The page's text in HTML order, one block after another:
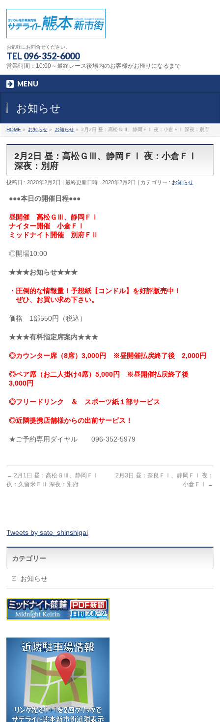
お気軽にお問合せください。
TEL 096-352-6000
営業時間：10:00～最終レース後場内のお客様がお帰りになるまで
MENU
お知らせ
HOME » お知らせ » お知らせ » 2月2日 昼：高松ＧⅢ、静岡ＦⅠ 夜：小倉ＦⅠ 深夜：別府
2月2日 昼：高松ＧⅢ、静岡ＦⅠ 夜：小倉ＦⅠ
深夜：別府
投稿日 : 2020年2月2日 最終更新日時 : 2020年2月2日 カテゴリー : お知らせ
●●●本日の開催日程●●●
昼開催 高松ＧⅢ、静岡ＦⅠ
ナイター開催 小倉ＦⅠ
ミッドナイト開催 別府ＦⅡ
◎開場10:00
★★★お知らせ★★★
・圧倒的な情報量！予想紙【コンドル】を好評販売中！
ぜひ、お買い求め下さい。
価格 1部550円（税込）
★★★有料指定席案内★★★
◎カウンター席（8席）3,000円 ※昼開催払戻終了後 2,000円
◎ペア席（お二人掛け4席）5,000円 ※昼開催払戻終了後
3,000円
◎フリードリンク ＆ スポーツ紙１部サービス
◎近隣提携店舗様からの出前サービス！
★ご予約専用ダイヤル 096-352-5979
← 2月1日 昼：高松ＧⅢ、静岡ＦⅠ
夜：久留米ＦⅡ 深夜：別府
2月3日 昼：奈良ＦⅠ、静岡ＦⅠ 夜：
小倉ＦⅠ
→
Tweets by sate_shinshigai
カテゴリー
お知らせ